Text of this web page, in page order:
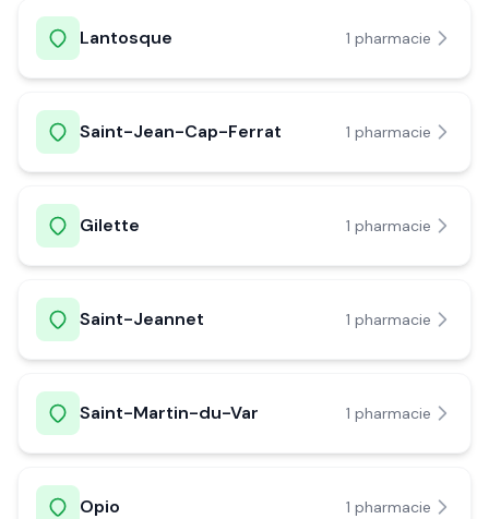
Lantosque 1 pharmacie
Saint-Jean-Cap-Ferrat 1 pharmacie
Gilette 1 pharmacie
Saint-Jeannet 1 pharmacie
Saint-Martin-du-Var 1 pharmacie
Opio 1 pharmacie